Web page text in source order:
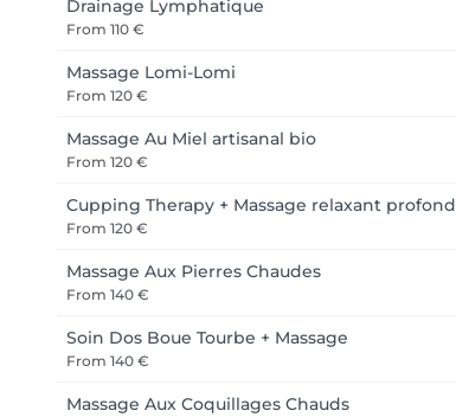
Drainage Lymphatique
From 110 €
Massage Lomi-Lomi
From 120 €
Massage Au Miel artisanal bio
From 120 €
Cupping Therapy + Massage relaxant profond
From 120 €
Massage Aux Pierres Chaudes
From 140 €
Soin Dos Boue Tourbe + Massage
From 140 €
Massage Aux Coquillages Chauds